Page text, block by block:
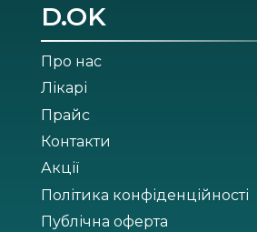
D.OK
Про нас
Лікарі
Прайс
Контакти
Акції
Політика конфіденційності
Публічна оферта